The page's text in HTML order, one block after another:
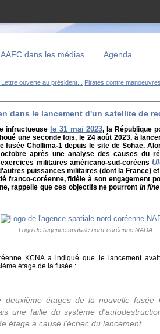
dans les médias Agenda
Lettre ouverte au président... Pirates contre
dans le lancement d'un satellite de
infructueuse le 31 mai 2023, la République
une seconde fois, le 24 août 2023, à
fusée Chollima-1 depuis le site de Sohae.
après une analyse des causes du
militaires américano-sud-coréens
puissances militaires (dont la France)
franco-coréenne, fidèle à son engagement
rappelle que ces objectifs ne pourront in fine
Logo de l'agence spatiale nord-coréenne NADA
KCNA a indiqué que le lancement
étage de la fusée :
étages de la nouvelle fusée
une faille du système
étage a causé l'échec du lancement